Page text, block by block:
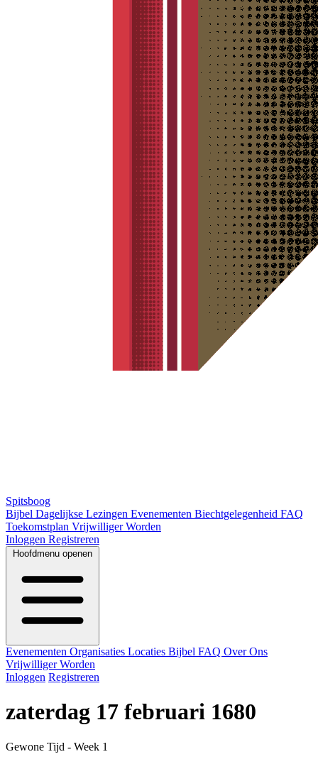
Spitsboog
Bijbel Dagelijkse Lezingen Evenementen Biechtgelegenheid FAQ
Toekomstplan Vrijwilliger Worden
Inloggen Registreren
Hoofdmenu openen
Evenementen Organisaties Locaties Bijbel FAQ Over Ons
Vrijwilliger Worden
Inloggen Registreren
zaterdag 17 februari 1680
Gewone Tijd - Week 1